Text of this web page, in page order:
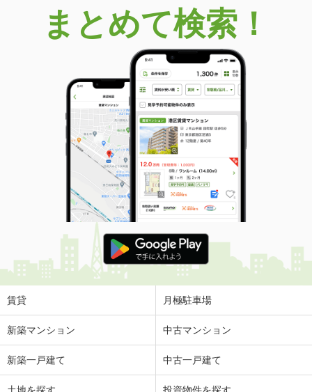
まとめて検索！
賃貸 月極駐車場
新築マンション 中古マンション
新築一戸建て 中古一戸建て
土地を探す 投資物件を探す